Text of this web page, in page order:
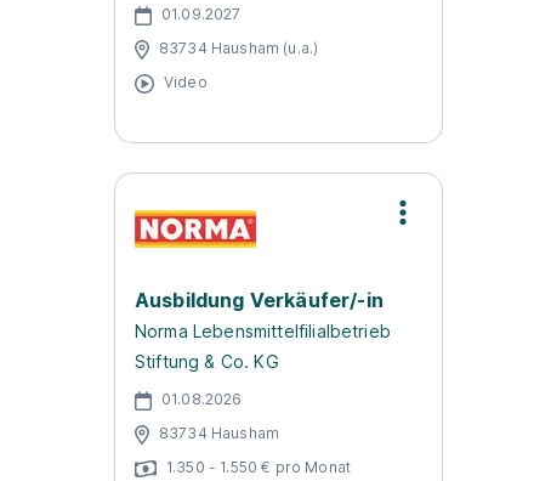
01.09.2027
83734 Hausham (u.a.)
Video
Ausbildung Verkäufer/-in
Norma Lebensmittelfilialbetrieb
Stiftung & Co. KG
01.08.2026
83734 Hausham
1.350 - 1.550 € pro Monat